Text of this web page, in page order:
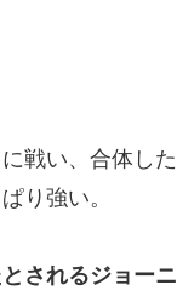
戦い、合体した
り強い。
されるジョーニ